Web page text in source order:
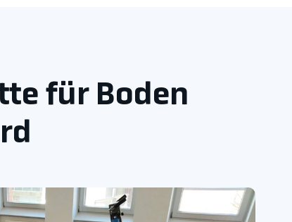
für Boden